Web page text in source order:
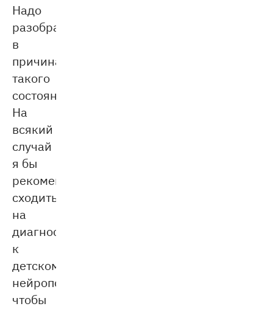
Надо
разобраться
в
причинах
такого
состояния.
На
всякий
случай
я бы
рекомендовала
сходить
на
диагностику
к
детскому
нейропсихологу,
чтобы